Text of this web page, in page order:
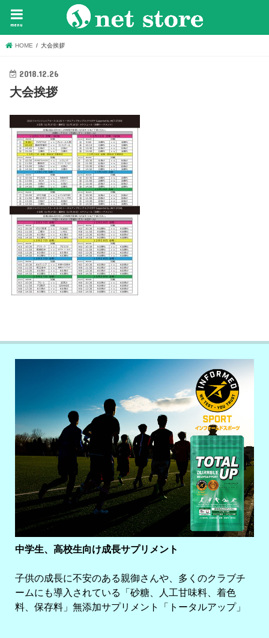
menu
HOME 大会挨拶
2018.12.26
大会挨拶
中学生、高校生向け成長サプリメント
子供の成長に不安のある親御さんや、多くのクラブチ
ームにも導入されている「砂糖、人工甘味料、着色
料、保存料」無添加サプリメント「トータルアップ」